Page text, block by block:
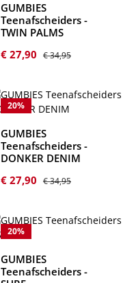
GUMBIES
Teenafscheiders -
TWIN PALMS
Verkoopprijs:
€ 27,90 Normale prijs:
€ 34,95
20%
GUMBIES
Teenafscheiders -
DONKER DENIM
Verkoopprijs:
€ 27,90 Normale prijs:
€ 34,95
20%
GUMBIES
Teenafscheiders -